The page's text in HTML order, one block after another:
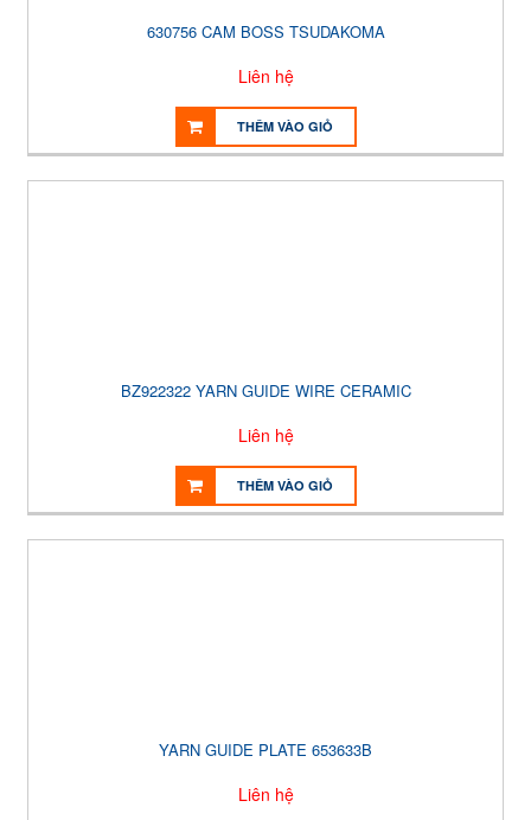
630756 CAM BOSS TSUDAKOMA
Liên hệ
THÊM VÀO GIỎ
BZ922322 YARN GUIDE WIRE CERAMIC
Liên hệ
THÊM VÀO GIỎ
YARN GUIDE PLATE 653633B
Liên hệ